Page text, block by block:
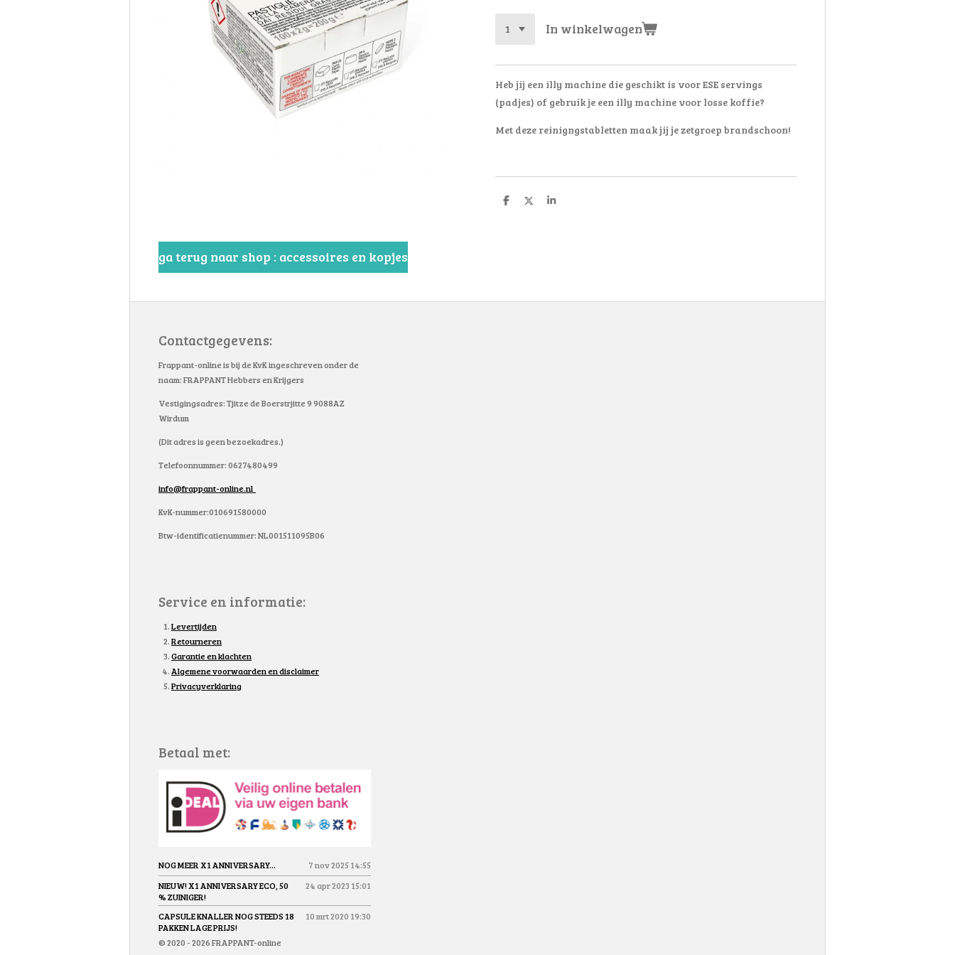
In winkelwagen
Heb jij een illy machine die geschikt is voor ESE servings
(padjes) of gebruik je een illy machine voor losse koffie?
Met deze reinigngstabletten maak jij je zetgroep brandschoon!
D
D
S
ga terug naar shop : accessoires en kopjes
Contactgegevens:
Frappant-online is bij de KvK ingeschreven onder de
naam: FRAPPANT Hebbers en Krijgers
Vestigingsadres: Tjitze de Boerstrjitte 9 9088AZ
Wirdum
(Dit adres is geen bezoekadres.)
Telefoonnummer: 0627480499
info@frappant-online.nl
KvK-nummer:010691580000
Btw-identificatienummer: NL001511095B06
Service en informatie:
Levertijden
Retourneren
Garantie en klachten
Algemene voorwaarden en disclaimer
Privacyverklaring
Betaal met:
NOG MEER X1 ANNIVERSARY... 7 nov 2025 14:55
NIEUW! X1 ANNIVERSARY ECO, 50
% ZUINIGER!
24 apr 2023 15:01
CAPSULE KNALLER NOG STEEDS 18
PAKKEN LAGE PRIJS!
10 mrt 2020 19:30
© 2020 - 2026 FRAPPANT-online